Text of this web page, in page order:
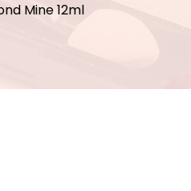
Mine 12ml